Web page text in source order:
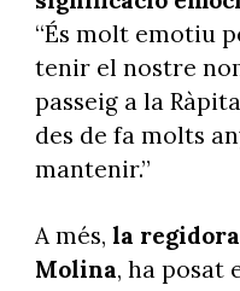
“És molt emotiu
tenir el nostre
passeig a la
des de fa molts
mantenir.”
A més, la
Molina, ha posat